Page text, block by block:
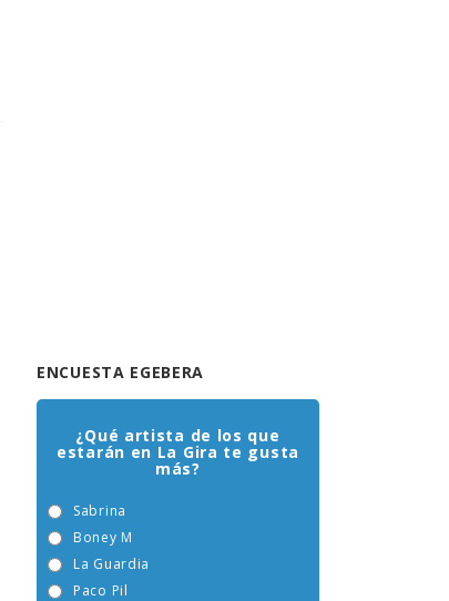
ENCUESTA EGEBERA
¿Qué artista de los que
estarán en La Gira te gusta
más?
Sabrina
Boney M
La Guardia
Paco Pil